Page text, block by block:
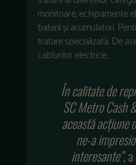
monitoare, echipamente
baterii și acumulatori.
tratare specializată. De
cablurilor electrice.
În calitate de
SC Metro Cash
această acțiune
ne-a
interesante”,a